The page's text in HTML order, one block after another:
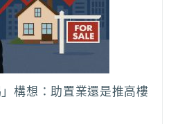
構想：助置業還是推高樓